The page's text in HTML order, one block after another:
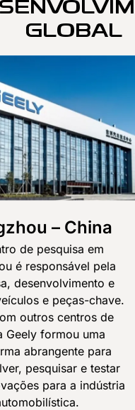
GLOBAL
– China
de pesquisa em
é responsável pela
desenvolvimento e
e peças-chave.
outros centros de
Geely formou uma
abrangente para
pesquisar e testar
para a indústria